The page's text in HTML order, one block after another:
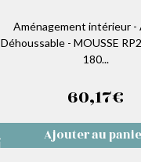
Aménagement intérieur -
Déhoussable - MOUSSE
180...
60,17€
Ajouter au